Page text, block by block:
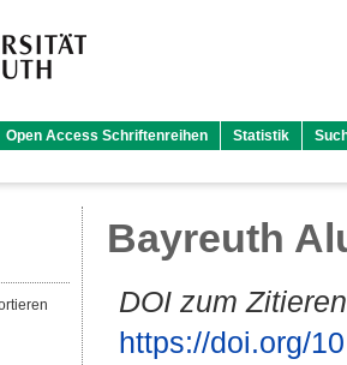
Open Access Schriftenreihen Statistik
Bayreuth
DOI zum
https://doi.org/